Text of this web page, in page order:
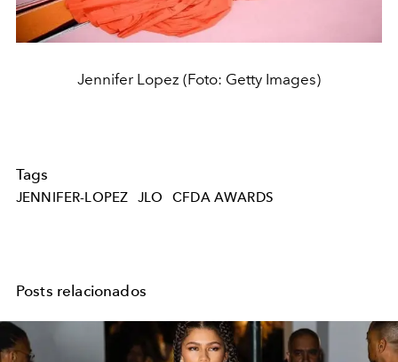
Jennifer Lopez (Foto: Getty Images)
Tags
JENNIFER-LOPEZ JLO CFDA AWARDS
Posts relacionados